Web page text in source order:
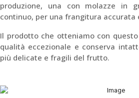
produzione, una con molazze in
continuo, per una frangitura accurata
Il prodotto che otteniamo con
qualità eccezionale e conserva
più delicate e fragili del frutto.